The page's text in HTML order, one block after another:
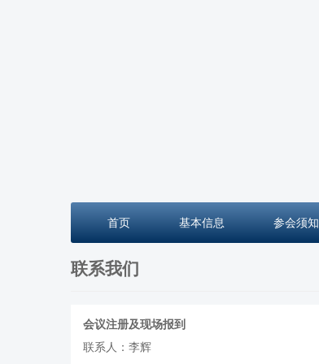
首页 基本信息 参会须知
联系我们
会议注册及现场报到
联系人：李辉